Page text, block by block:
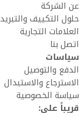
عن الشركة
حلول التكييف والتبريد
العلامات التجارية
اتصل بنا
سياسات
الدفع والتوصيل
الاسترجاع والاستبدال
سياسة الخصوصية
قريباً على: